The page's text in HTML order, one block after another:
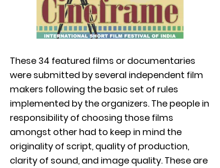
These 34 featured films or documentaries
were submitted by several independent film
makers following the basic set of rules
implemented by the organizers. The people in
responsibility of choosing those films
amongst other had to keep in mind the
originality of script, quality of production,
clarity of sound, and image quality. These are